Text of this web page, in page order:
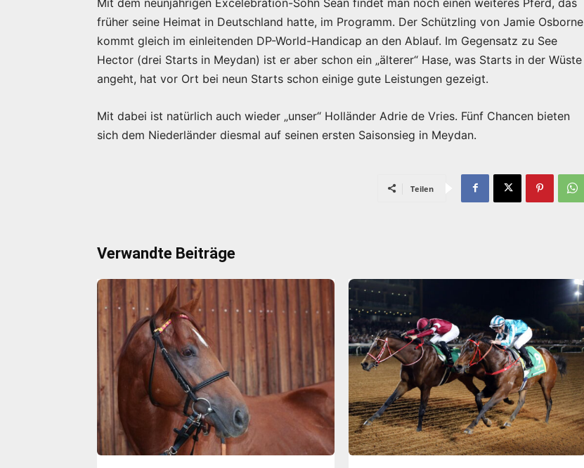
früher seine Heimat in Deutschland hatte, im Programm. Der Schützling von Jamie Osborne
kommt gleich im einleitenden DP-World-Handicap an den Ablauf. Im Gegensatz zu See
Hector (drei Starts in Meydan) ist er aber schon ein „älterer“ Hase, was Starts in der Wüste
angeht, hat vor Ort bei neun Starts schon einige gute Leistungen gezeigt.
Mit dabei ist natürlich auch wieder „unser“ Holländer Adrie de Vries. Fünf Chancen bieten
sich dem Niederländer diesmal auf seinen ersten Saisonsieg in Meydan.
Teilen
Verwandte Beiträge